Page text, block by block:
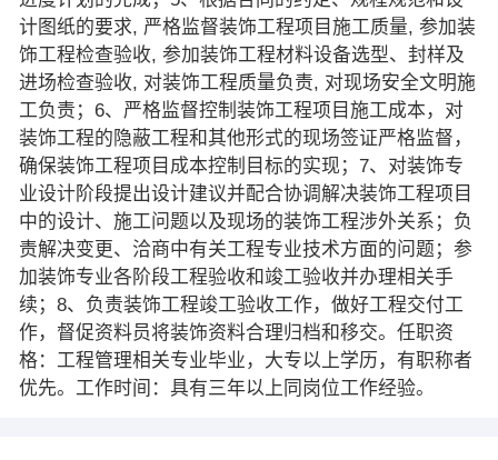
计图纸的要求, 严格监督装饰工程项目施工质量, 参加装
饰工程检查验收, 参加装饰工程材料设备选型、封样及
进场检查验收, 对装饰工程质量负责, 对现场安全文明施
工负责；6、严格监督控制装饰工程项目施工成本，对
装饰工程的隐蔽工程和其他形式的现场签证严格监督，
确保装饰工程项目成本控制目标的实现；7、对装饰专
业设计阶段提出设计建议并配合协调解决装饰工程项目
中的设计、施工问题以及现场的装饰工程涉外关系；负
责解决变更、洽商中有关工程专业技术方面的问题；参
加装饰专业各阶段工程验收和竣工验收并办理相关手
续；8、负责装饰工程竣工验收工作，做好工程交付工
作，督促资料员将装饰资料合理归档和移交。任职资
格：工程管理相关专业毕业，大专以上学历，有职称者
优先。工作时间：具有三年以上同岗位工作经验。